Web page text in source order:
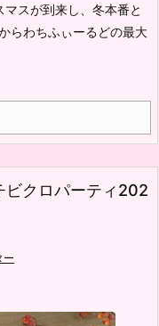
スが到来し、冬本番と
らわちふぃーるどの最大
ビクロパーティ202
ー